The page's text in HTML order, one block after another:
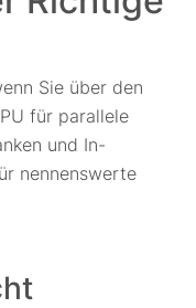
Sie über den
für parallele
und In-
nennenswerte